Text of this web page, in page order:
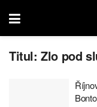
Titul:Zlo pod